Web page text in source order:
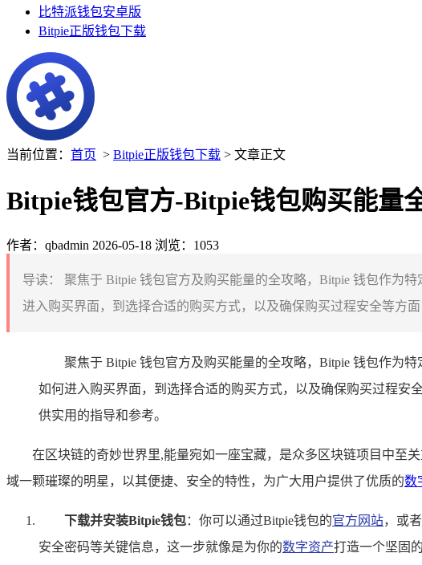
比特派钱包安卓版
Bitpie正版钱包下载
当前位置： 首页 > Bitpie正版钱包下载 > 文章正文
Bitpie钱包官方-Bitpie钱包购买能量
作者：qbadmin 2026-05-18 浏览：1053
导读：
聚焦于 Bitpie 钱包官方及购买能量的全攻略，Bitpie 钱包作为
进入购买界面，到选择合适的购买方式，以及确保购买过程安全等方
聚焦于 Bitpie 钱包官方及购买能量的全攻略，Bitpie 钱包作为
如何进入购买界面，到选择合适的购买方式，以及确保购买过程安
供实用的指导和参考。
在区块链的奇妙世界里,能量宛如一座宝藏，是众多区块链项目中至
域一颗璀璨的明星，以其便捷、安全的特性，为广大用户提供了优质的数
下载并安装Bitpie钱包：你可以通过Bitpie钱包的官方网站，或
安全密码等关键信息，这一步就像是为你的数字资产打造一个坚固